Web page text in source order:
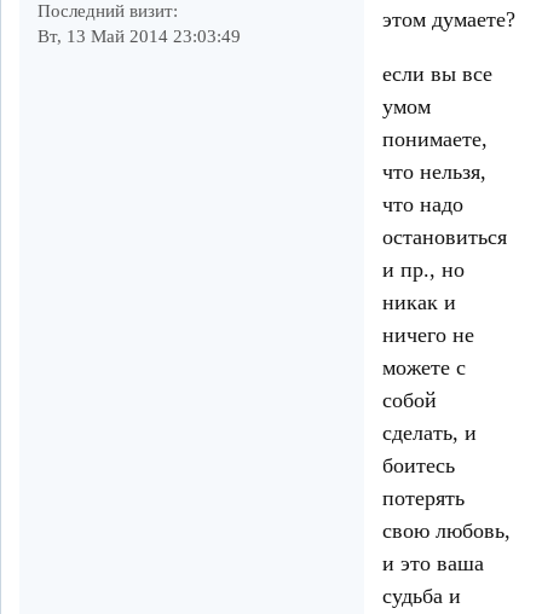
Последний визит:
Вт, 13 Май 2014 23:03:49
этом думаете?
если вы все
умом
понимаете,
что нельзя,
что надо
остановиться
и пр., но
никак и
ничего не
можете с
собой
сделать, и
боитесь
потерять
свою любовь,
и это ваша
судьба и